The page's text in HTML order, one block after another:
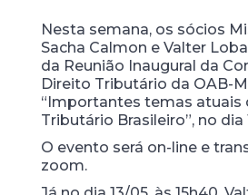
Nesta semana, os sócios
Sacha Calmon e Valter
da Reunião Inaugural da
Direito Tributário da OAB-
“Importantes temas atuais
Tributário Brasileiro”, no dia
O evento será on-line e
zoom.